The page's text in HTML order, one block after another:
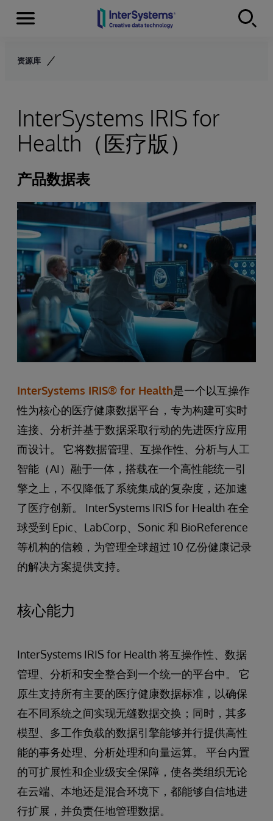
Skip to content
Menu
资源库
InterSystems IRIS for
Health（医疗版）
产品数据表
InterSystems IRIS® for Health是一个以互操作
性为核心的医疗健康数据平台，专为构建可实时
连接、分析并基于数据采取行动的先进医疗应用
而设计。 它将数据管理、互操作性、分析与人工
智能（AI）融于一体，搭载在一个高性能统一引
擎之上，不仅降低了系统集成的复杂度，还加速
了医疗创新。 InterSystems IRIS for Health 在全
球受到 Epic、LabCorp、Sonic 和 BioReference
等机构的信赖，为管理全球超过 10 亿份健康记录
的解决方案提供支持。
核心能力
InterSystems IRIS for Health 将互操作性、数据
管理、分析和安全整合到一个统一的平台中。 它
原生支持所有主要的医疗健康数据标准，以确保
在不同系统之间实现无缝数据交换；同时，其多
模型、多工作负载的数据引擎能够并行提供高性
能的事务处理、分析处理和向量运算。 平台内置
的可扩展性和企业级安全保障，使各类组织无论
在云端、本地还是混合环境下，都能够自信地进
行扩展，并负责任地管理数据。